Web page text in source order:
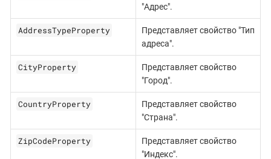
"Адрес".
AddressTypeProperty
Представляет свойство "Тип
адреса".
CityProperty
Представляет свойство
"Город".
CountryProperty
Представляет свойство
"Страна".
ZipCodeProperty
Представляет свойство
"Индекс".